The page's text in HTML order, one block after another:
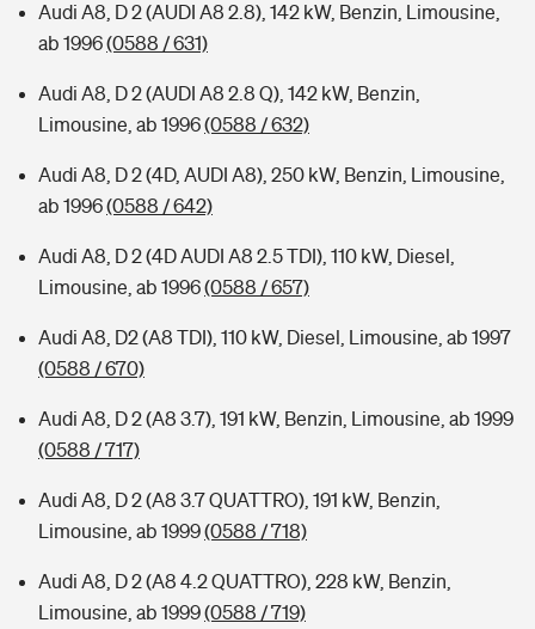
Audi A8, D 2 (AUDI A8 2.8), 142 kW, Benzin, Limousine,
ab 1996(0588 / 631)
Audi A8, D 2 (AUDI A8 2.8 Q), 142 kW, Benzin,
Limousine, ab 1996(0588 / 632)
Audi A8, D 2 (4D, AUDI A8), 250 kW, Benzin, Limousine,
ab 1996(0588 / 642)
Audi A8, D 2 (4D AUDI A8 2.5 TDI), 110 kW, Diesel,
Limousine, ab 1996(0588 / 657)
Audi A8, D2 (A8 TDI), 110 kW, Diesel, Limousine, ab 1997
(0588 / 670)
Audi A8, D 2 (A8 3.7), 191 kW, Benzin, Limousine, ab 1999
(0588 / 717)
Audi A8, D 2 (A8 3.7 QUATTRO), 191 kW, Benzin,
Limousine, ab 1999(0588 / 718)
Audi A8, D 2 (A8 4.2 QUATTRO), 228 kW, Benzin,
Limousine, ab 1999(0588 / 719)